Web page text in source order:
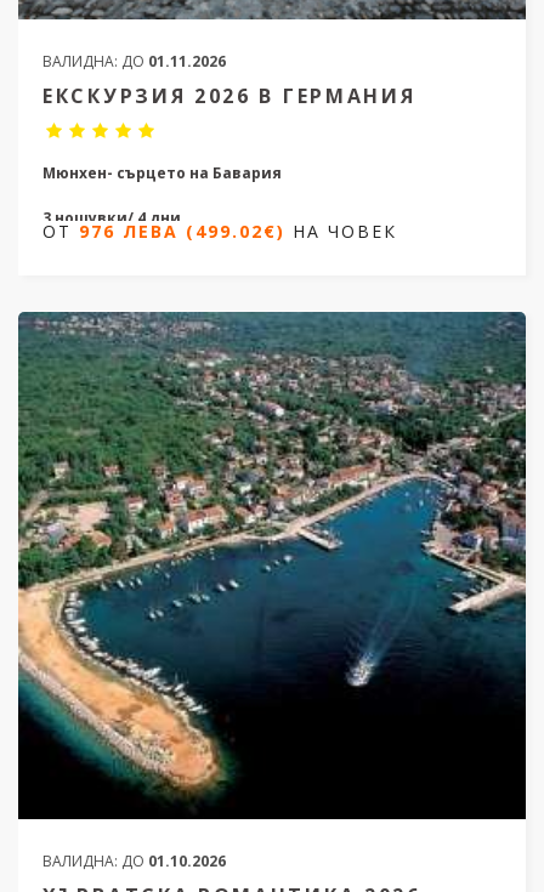
ВАЛИДНА: ДО 01.11.2026
ЕКСКУРЗИЯ 2026 В ГЕРМАНИЯ
Мюнхен- сърцето на Бавария
3 нощувки/ 4 дни
ОТ976 ЛЕВА (499.02€) НА ЧОВЕК
ОТ 976 ЛЕВА (499.02€) НА ЧОВЕК
ВАЛИДНА: ДО 01.10.2026